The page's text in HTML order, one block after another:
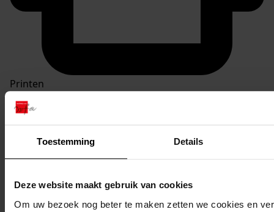
Toestemming Details
Deze website maakt gebruik van cookies
Om uw bezoek nog beter te maken zetten we cookies en
Printen
duurzaam webadres
Inv.nrs. 301-400